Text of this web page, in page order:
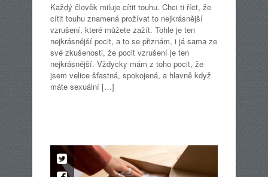
Každý člověk miluje cítit touhu. Chci ti říct, že
cítit touhu znamená prožívat to nejkrásnější
vzrušení, které můžete zažít. Tohle je ten
nejkrásnější pocit, a to se přiznám, i já sama ze
své zkušenosti, že pocit vzrušení je ten
nejkrásnější. Vždycky mám z toho pocit, že
jsem velice šťastná, spokojená, a hlavně když
máte sexuální […]